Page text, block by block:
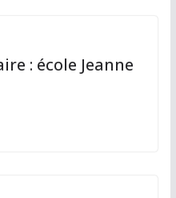
: école Jeanne